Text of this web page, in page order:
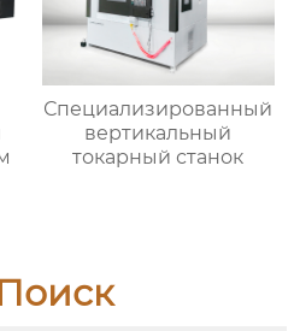
Специализированный
вертикальный
токарный станок